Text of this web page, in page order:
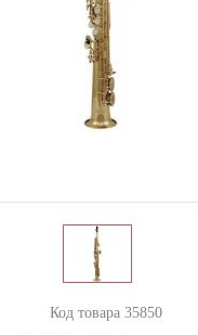
Код товара 35850